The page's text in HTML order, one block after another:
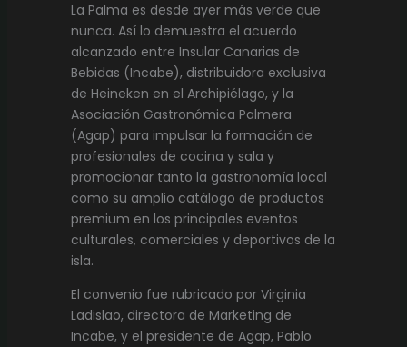
La Palma es desde ayer más verde que
nunca. Así lo demuestra el acuerdo
alcanzado entre Insular Canarias de
Bebidas (Incabe), distribuidora exclusiva
de Heineken en el Archipiélago, y la
Asociación Gastronómica Palmera
(Agap) para impulsar la formación de
profesionales de cocina y sala y
promocionar tanto la gastronomía local
como su amplio catálogo de productos
premium en los principales eventos
culturales, comerciales y deportivos de la
isla.
El convenio fue rubricado por Virginia
Ladislao, directora de Marketing de
Incabe, y el presidente de Agap, Pablo